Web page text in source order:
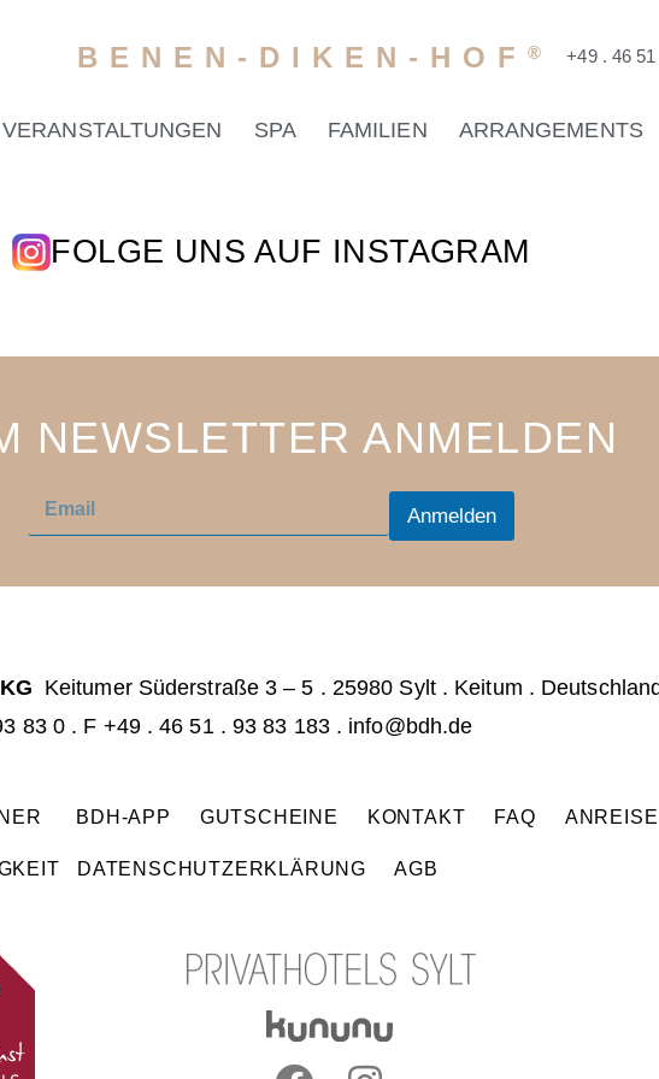
BENEN-DIKEN-HOF ® +49 . 46
VERANSTALTUNGEN SPA FAMILIEN ARRANGEMENTS
FOLGE UNS AUF INSTAGRAM
NEWSLETTER ANMELDEN
a
l
Anmelden
Keitumer Süderstraße 3 – 5 . 25980 Sylt . Keitum . Deutschland
83 0 . F +49 . 46 51 . 93 83 183 . info@bdh.de
BDH-APP GUTSCHEINE KONTAKT FAQ ANREISE
DATENSCHUTZERKLÄRUNG AGB